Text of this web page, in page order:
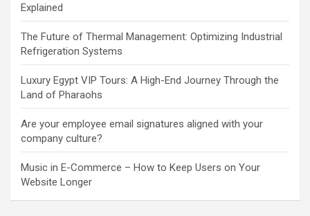
Explained
The Future of Thermal Management: Optimizing Industrial
Refrigeration Systems
Luxury Egypt VIP Tours: A High-End Journey Through the
Land of Pharaohs
Are your employee email signatures aligned with your
company culture?
Music in E-Commerce – How to Keep Users on Your
Website Longer